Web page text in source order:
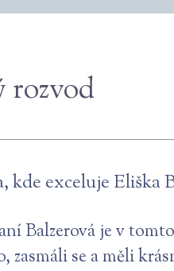
rozvod
exceluje Eliška
Balzerová je v
zasmáli se a měli